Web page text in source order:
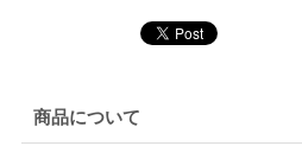
商品について